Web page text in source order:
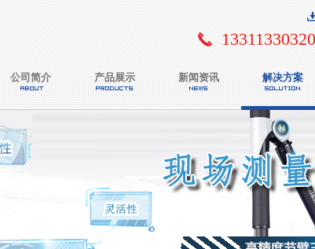
公司简介 产品展示 新闻资讯 解决方案